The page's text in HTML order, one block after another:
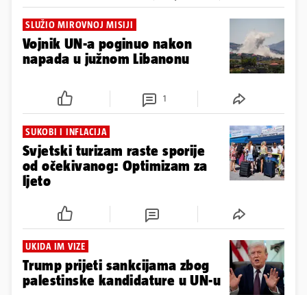
SLUŽIO MIROVNOJ MISIJI
Vojnik UN-a poginuo nakon
napada u južnom Libanonu
1
SUKOBI I INFLACIJA
Svjetski turizam raste sporije
od očekivanog: Optimizam za
ljeto
UKIDA IM VIZE
Trump prijeti sankcijama zbog
palestinske kandidature u UN-u